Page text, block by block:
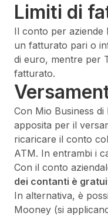
Limiti di
Il conto per aziende
un fatturato pari o
di euro, mentre per
fatturato.
Con Mio Business
apposita per il
ricaricare il conto
ATM. In entrambi i
Con il conto
dei contanti è
In alternativa, è
Mooney (si